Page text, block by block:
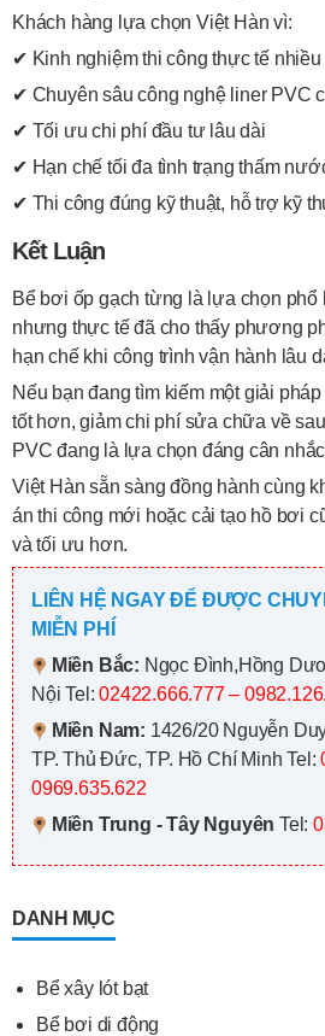
Khách hàng lựa chọn Việt Hàn vì:
✔ Kinh nghiệm thi công thực tế nhiều
✔ Chuyên sâu công nghệ liner PVC
✔ Tối ưu chi phí đầu tư lâu dài
✔ Hạn chế tối đa tình trạng thấm
✔ Thi công đúng kỹ thuật, hỗ trợ kỹ
Kết Luận
Bể bơi ốp gạch từng là lựa chọn phổ
nhưng thực tế đã cho thấy phương
hạn chế khi công trình vận hành lâu
Nếu bạn đang tìm kiếm một giải
tốt hơn, giảm chi phí sửa chữa về
PVC đang là lựa chọn đáng cân
Việt Hàn sẵn sàng đồng hành cùng
án thi công mới hoặc cải tạo hồ bơi
và tối ưu hơn.
LIÊN HỆ NGAY ĐỂ ĐƯỢC
MIỄN PHÍ
Miền Bắc: Ngọc Đình,Hồng
Nội Tel:02422.666.777 –
Miền Nam: 1426/20 Nguyễn
TP. Thủ Đức, TP. Hồ Chí Minh Tel:
0969.635.622
Miền Trung - Tây Nguyên Tel:
DANH MỤC
Bể xây lót bạt
Bể bơi di động